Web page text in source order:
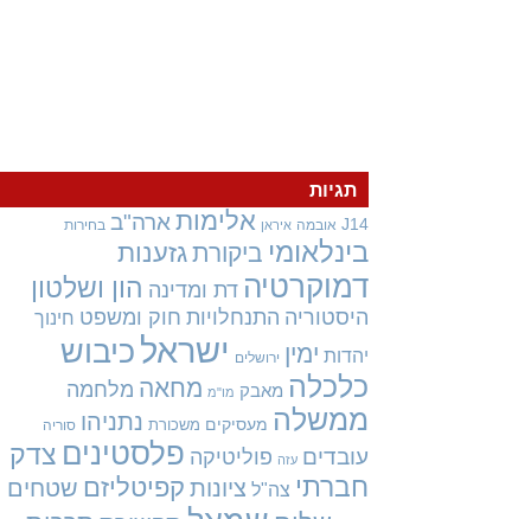
תגיות
J14 אובמה איראן אלימות ארה"ב בחירות
בינלאומיביקורתגזענות
דמוקרטיה דת ומדינההון ושלטון
היסטוריה התנחלויות חוק ומשפט חינוך
יהדות ימין ירושלים ישראלכיבוש
כלכלה מאבק מו"מ מחאהמלחמה
ממשלה מעסיקים משכורת נתניהו סוריה
עובדים עזה פוליטיקה פלסטיניםצדק
חברתי צה"ל ציונותקפיטליזםשטחים